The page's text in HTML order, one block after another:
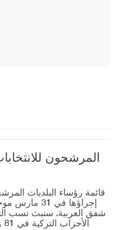
قائمة رؤساء البلديات
إجراؤها في
شفق العربية. سنبث نسب